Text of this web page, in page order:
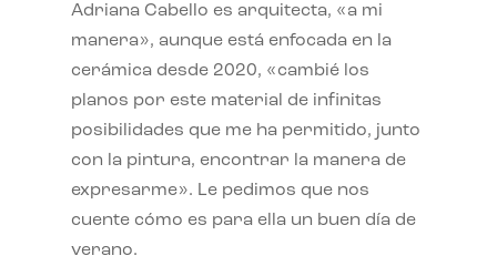
Adriana Cabello es arquitecta, «a mi
manera», aunque está enfocada en la
cerámica desde 2020, «cambié los
planos por este material de infinitas
posibilidades que me ha permitido, junto
con la pintura, encontrar la manera de
expresarme». Le pedimos que nos
cuente cómo es para ella un buen día de
verano.